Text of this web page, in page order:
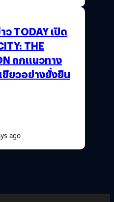
TODAY เปิด
THE
ถกแนวทาง
ยวอย่างยั่งยืน
ago